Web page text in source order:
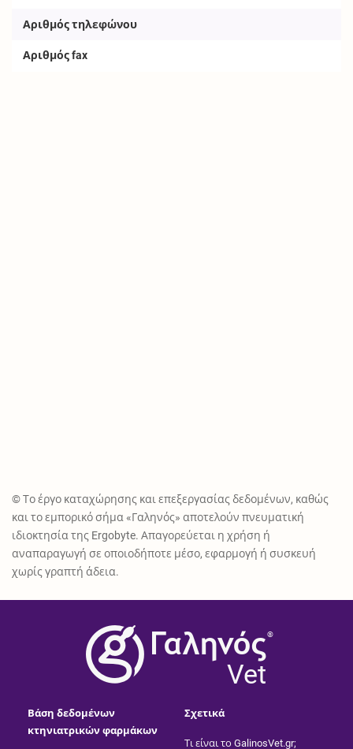
Αριθμός τηλεφώνου
Αριθμός fax
© Το έργο καταχώρησης και επεξεργασίας δεδομένων, καθώς
και το εμπορικό σήμα «Γαληνός» αποτελούν πνευματική
ιδιοκτησία της Ergobyte. Απαγορεύεται η χρήση ή
αναπαραγωγή σε οποιοδήποτε μέσο, εφαρμογή ή συσκευή
χωρίς γραπτή άδεια.
®
Vet
Βάση δεδομένων
κτηνιατρικών φαρμάκων
Σχετικά
Τι είναι το GalinosVet.gr;